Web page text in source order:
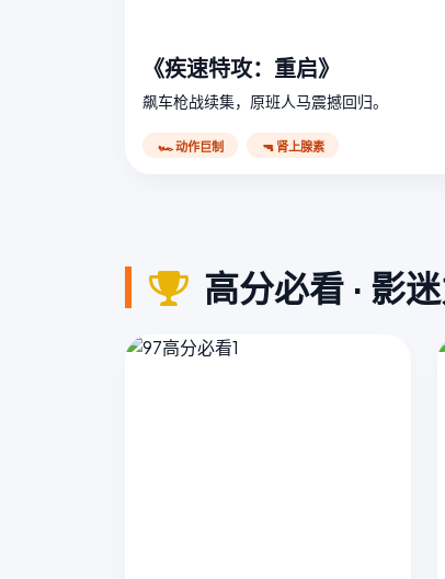
《疾速特攻：重启》
飙车枪战续集，原班人马震撼回归。
🏎️ 动作巨制 🔫 肾上腺素
高分必看 · 影